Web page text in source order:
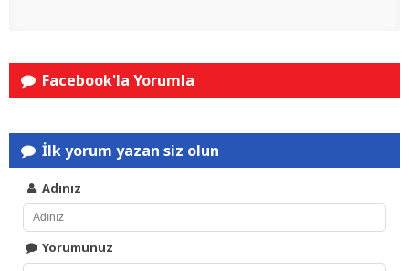
Facebook'la Yorumla
İlk yorum yazan siz olun
Adınız
Yorumunuz